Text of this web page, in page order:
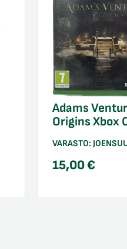
Adams
Origins Xbox
VARASTO:
15,00€